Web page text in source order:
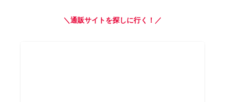
＼通販サイトを探しに行く！／